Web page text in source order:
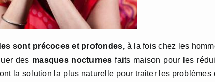
sont précoces et profondes, à la fois chez les
des masques nocturnes faits maison pour les
la solution la plus naturelle pour traiter les problèmes